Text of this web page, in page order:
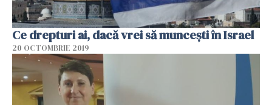
Ce drepturi ai, dacă vrei să muncești în Israel
20 OCTOMBRIE 2019